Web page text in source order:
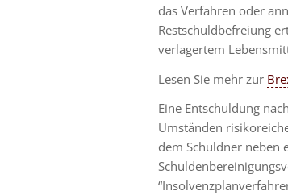
das Verfahren oder
Restschuldbefreiung
verlagertem
Lesen Sie mehr zur
Eine Entschuldung
Umständen
dem Schuldner neben